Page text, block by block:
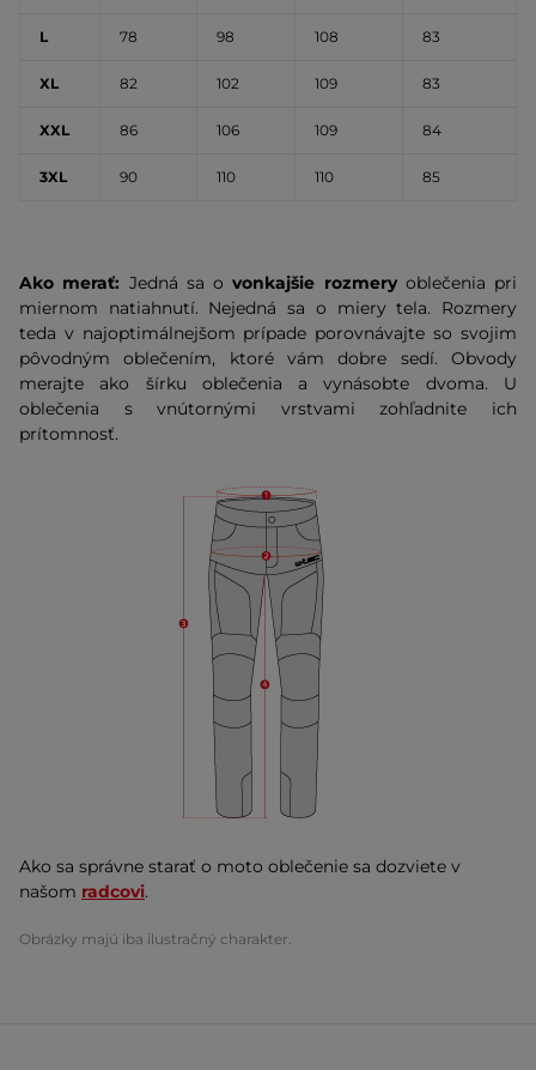
L 78 98 108 83
XL 82 102 109 83
XXL 86 106 109 84
3XL 90 110 110 85
Ako merať: Jedná sa ovonkajšie rozmeryoblečenia pri
miernom natiahnutí. Nejedná sa o miery tela. Rozmery
teda v najoptimálnejšom prípade porovnávajte so svojim
pôvodným oblečením, ktoré vám dobre sedí. Obvody
merajte ako šírku oblečenia a vynásobte dvoma. U
oblečenia s vnútornými vrstvami zohľadnite ich
prítomnosť.
Ako sa správne starať o moto oblečenie sa dozviete v
našom radcovi.
Obrázky majú iba ilustračný charakter.